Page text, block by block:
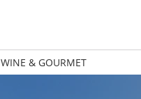
WINE & GOURMET